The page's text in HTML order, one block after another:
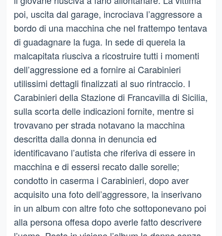
poi, uscita dal garage, incrociava l’aggressore a
bordo di una macchina che nel frattempo tentava
di guadagnare la fuga. In sede di querela la
malcapitata riusciva a ricostruire tutti i momenti
dell’aggressione ed a fornire ai Carabinieri
utilissimi dettagli finalizzati al suo rintraccio. I
Carabinieri della Stazione di Francavilla di Sicilia,
sulla scorta delle indicazioni fornite, mentre si
trovavano per strada notavano la macchina
descritta dalla donna in denuncia ed
identificavano l’autista che riferiva di essere in
macchina e di essersi recato dalle sorelle;
condotto in caserma i Carabinieri, dopo aver
acquisito una foto dell’aggressore, la inserivano
in un album con altre foto che sottoponevano poi
alla persona offesa dopo averle fatto descrivere